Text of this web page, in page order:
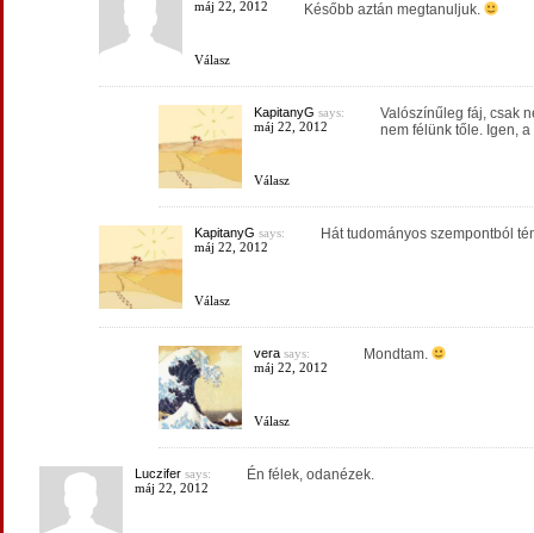
máj 22, 2012
Válasz
Később aztán megtanuljuk.
KapitanyG says:
máj 22, 2012
Válasz
Valószínűleg fáj, csak
nem félünk tőle. Igen,
KapitanyG says:
máj 22, 2012
Válasz
Hát tudományos szempontból
verasays:
máj 22, 2012
Válasz
Mondtam.
Luczifersays:
máj 22, 2012
Én félek, odanézek.